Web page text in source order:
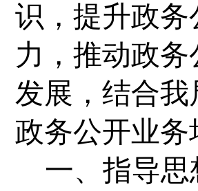
识，提升政
力， 推动政务
发展 ，结合
政务公开业
一、指导思